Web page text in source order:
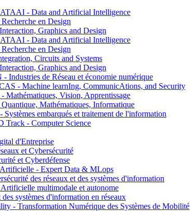
- Data and Artificial Intelligence
en Design
Graphics and Design
- Data and Artificial Intelligence
en Design
Circuits and Systems
Graphics and Design
Industries de Réseau et économie numérique
- Machine learnIng, CommunicAtions, and Security
Vision, Apprentissage
Mathématiques, Informatique
embarqués et traitement de l'information
Track - Computer Science
d'Entreprise
et Cybersécurité
et Cyberdéfense
- Expert Data & MLops
des réseaux et des systèmes d'information
multimodale et autonome
systèmes d'information en réseaux
- Transformation Numérique des Systèmes de Mobilité